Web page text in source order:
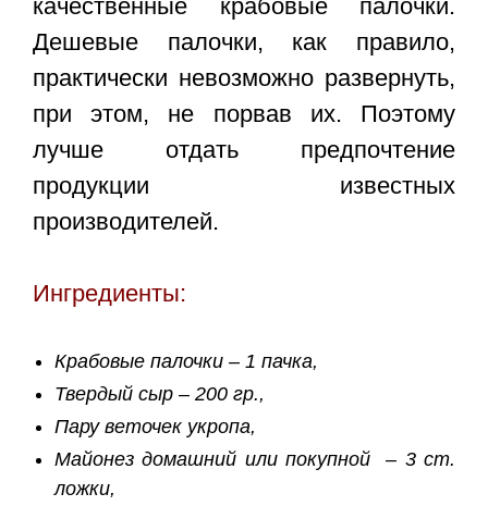
качественные крабовые палочки.
Дешевые палочки, как правило,
практически невозможно развернуть,
при этом, не порвав их. Поэтому
лучше отдать предпочтение
продукции известных
производителей.
Ингредиенты:
Крабовые палочки – 1 пачка,
Твердый сыр – 200 гр.,
Пару веточек укропа,
Майонез домашний или покупной – 3 ст.
ложки,